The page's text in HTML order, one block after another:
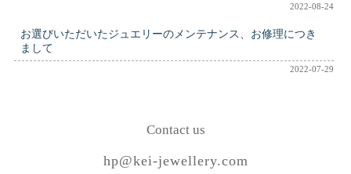
2022-08-24
お選びいただいたジュエリーのメンテナンス、お修理につき
まして
2022-07-29
Contact us
hp@kei-jewellery.com